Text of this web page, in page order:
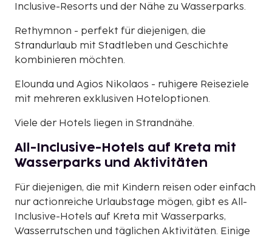
Inclusive-Resorts und der Nähe zu Wasserparks.
Rethymnon - perfekt für diejenigen, die
Strandurlaub mit Stadtleben und Geschichte
kombinieren möchten.
Elounda und Agios Nikolaos - ruhigere Reiseziele
mit mehreren exklusiven Hoteloptionen.
Viele der Hotels liegen in Strandnähe.
All-Inclusive-Hotels auf Kreta mit
Wasserparks und Aktivitäten
Für diejenigen, die mit Kindern reisen oder einfach
nur actionreiche Urlaubstage mögen, gibt es All-
Inclusive-Hotels auf Kreta mit Wasserparks,
Wasserrutschen und täglichen Aktivitäten. Einige